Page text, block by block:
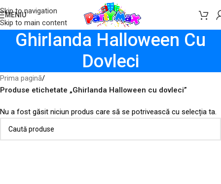
Skip to navigation
Skip to main content
MENIU
Ghirlanda Halloween Cu
Dovleci
Prima pagină/
Produse etichetate „Ghirlanda Halloween cu dovleci”
Nu a fost găsit niciun produs care să se potrivească cu selecția ta.